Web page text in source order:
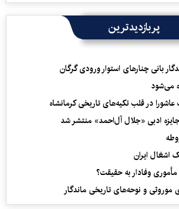
پربازدیدترین
بانی چنارهای استوار ورودی گرگان
می‌شود
عاشورا در قلب تکیه‌های تاریخی کرمانشاه
ادبی «جلال آل‌احمد» منتشر شد
اشغال ایران
وفادار به حقیقت؟
موروثی و نوحه‌های تاریخی ماندگار